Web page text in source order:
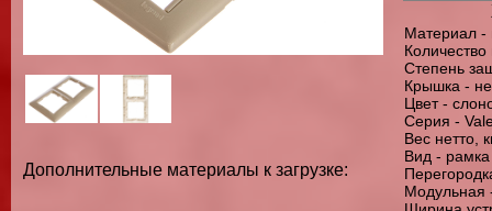
Дополнительные материалы к загрузке:
Материал -
Количество
Степень
Крышка -
Цвет -
Серия -
Вес нетто,
Вид - рамка
Модульная